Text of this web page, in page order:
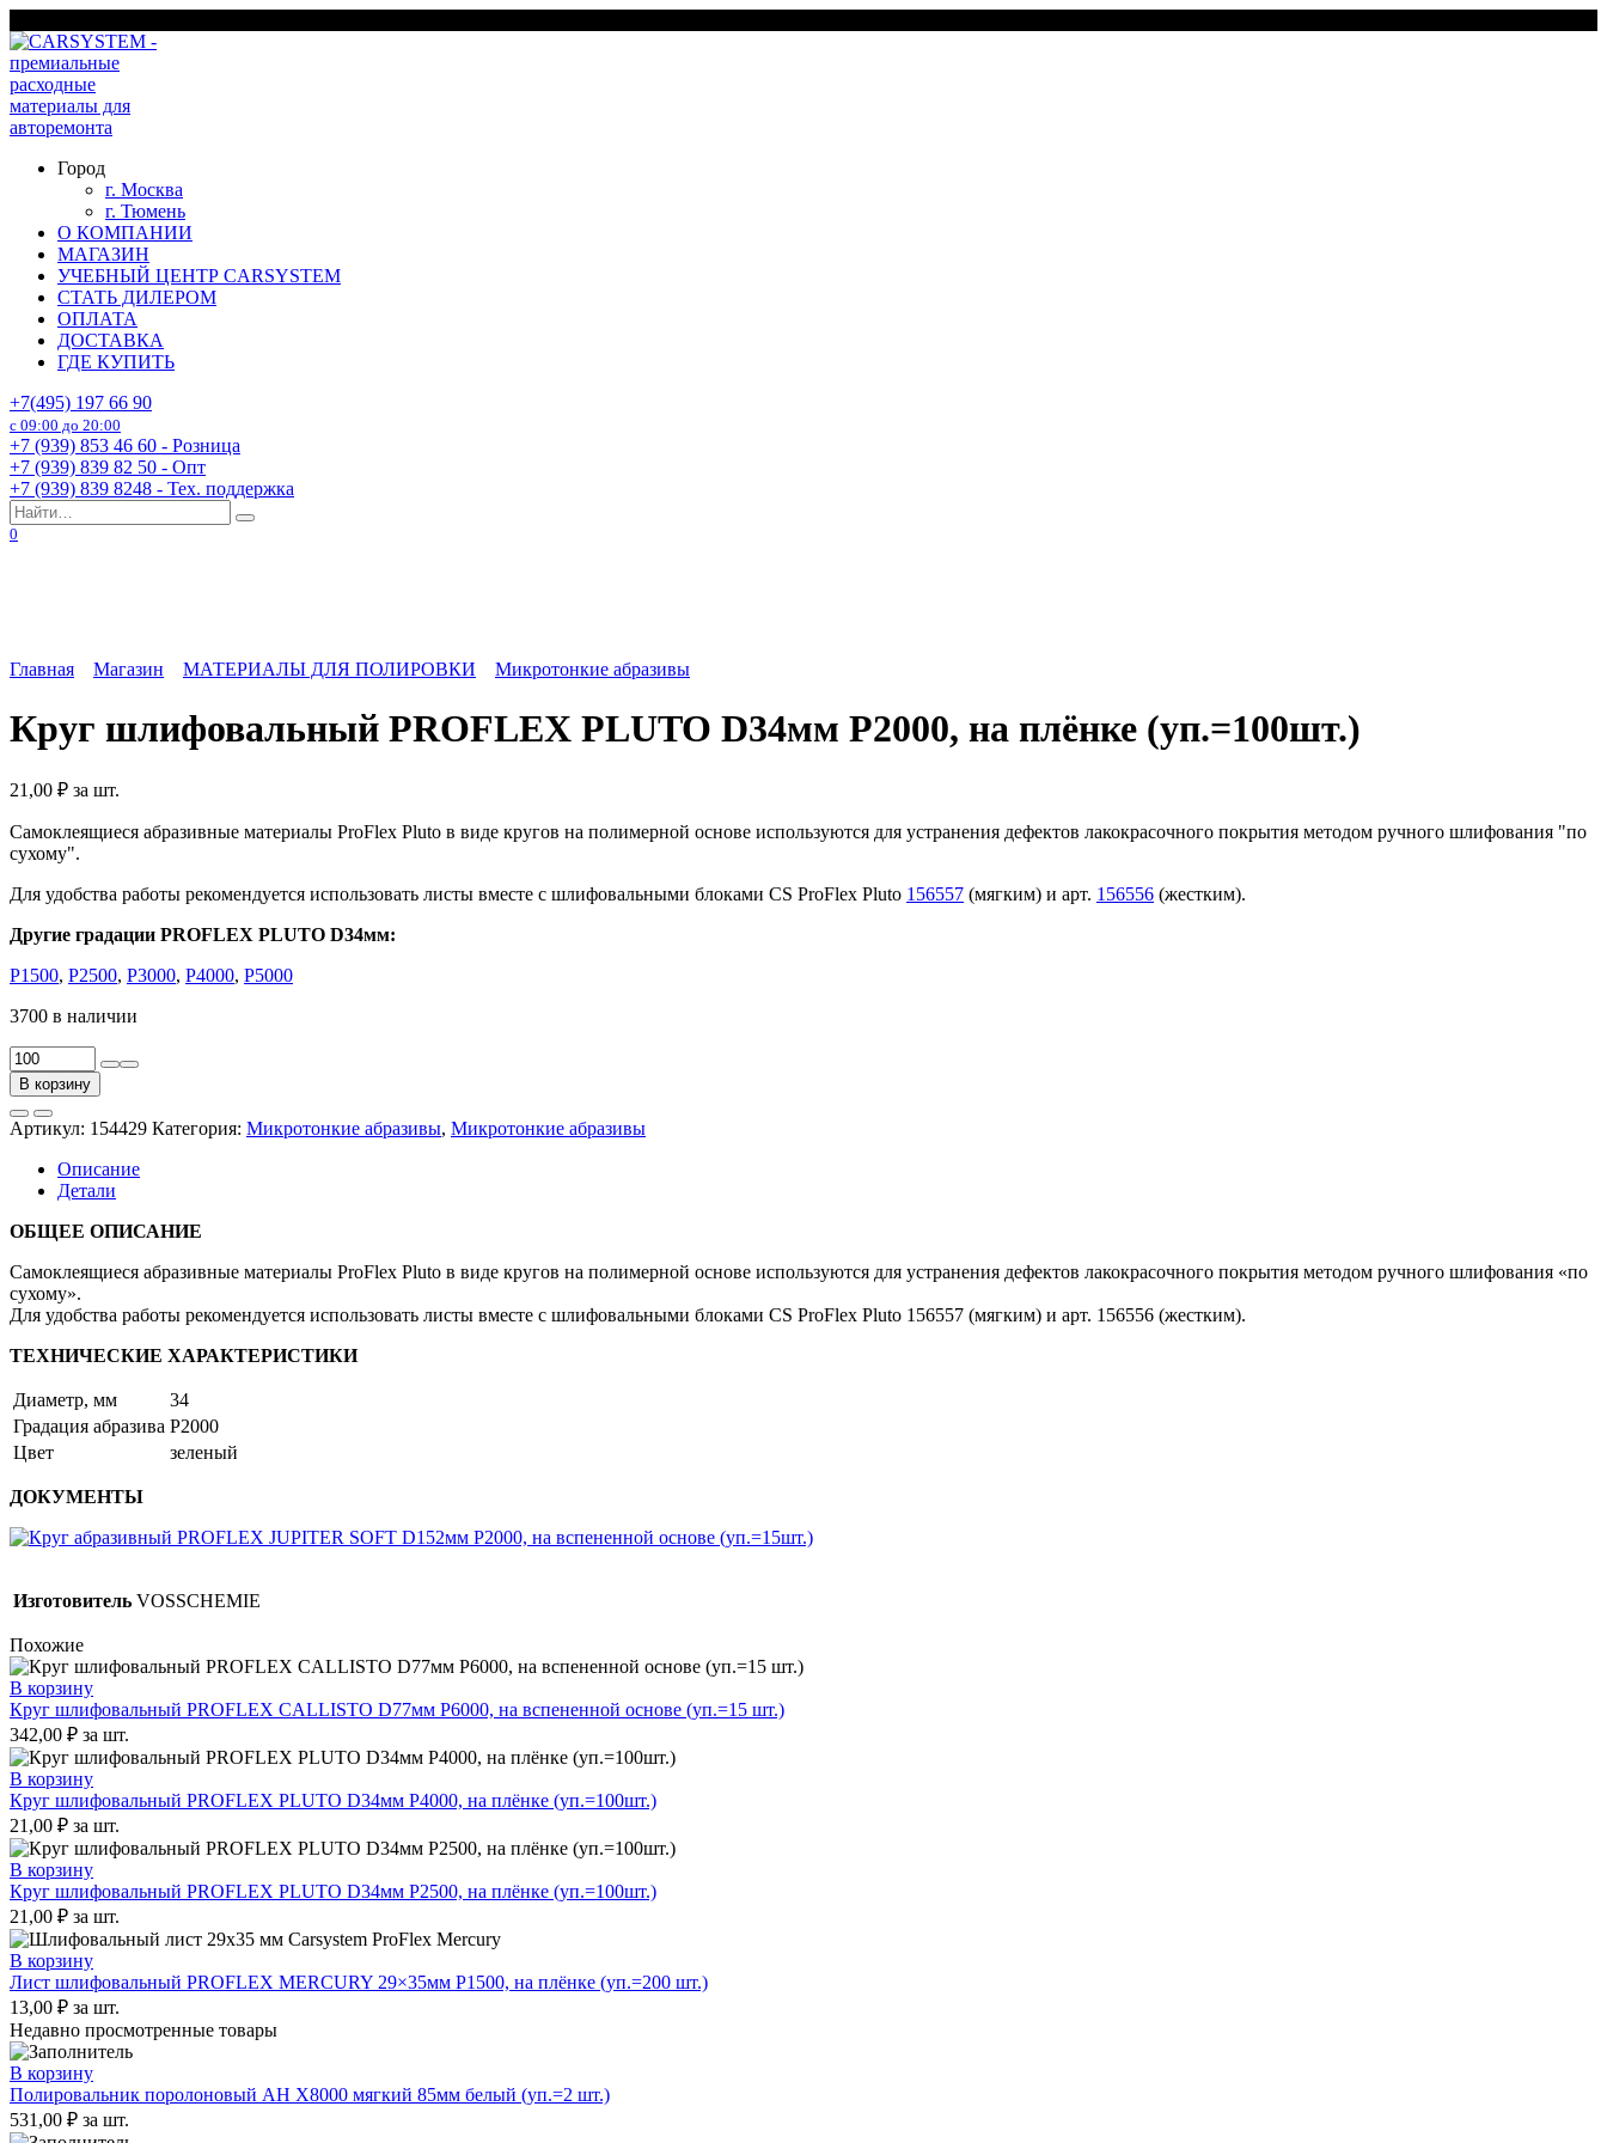
к
содержанию
Город
г. Москва
г. Тюмень
О КОМПАНИИ
МАГАЗИН
УЧЕБНЫЙ ЦЕНТР CARSYSTEM
СТАТЬ ДИЛЕРОМ
ОПЛАТА
ДОСТАВКА
ГДЕ КУПИТЬ
+7(495) 197 66 90
с 09:00 до 20:00
+7 (939) 853 46 60 - Розница
+7 (939) 839 82 50 - Опт
+7 (939) 839 8248 - Тех. поддержка
Search
for:
0
Главная Магазин МАТЕРИАЛЫ ДЛЯ ПОЛИРОВКИ Микротонкие абразивы
Круг шлифовальный PROFLEX PLUTO D34мм P2000, на плёнке (уп.=100шт.)
21,00 ₽ за шт.
Самоклеящиеся абразивные материалы ProFlex Pluto в виде кругов на полимерной основе используются для устранения дефектов лакокрасочного покрытия методом ручного шлифования "по
сухому".
Для удобства работы рекомендуется использовать листы вместе с шлифовальными блоками CS ProFlex Pluto 156557 (мягким) и арт. 156556 (жестким).
Другие градации PROFLEX PLUTO D34мм:
Р1500, Р2500, Р3000, Р4000, Р5000
3700 в наличии
Количество
товара
Круг
шлифовальный
PROFLEX
PLUTO
D34мм
P2000,
на
(уп.=100шт.)
В корзину
Артикул: 154429 Категория: Микротонкие абразивы, Микротонкие абразивы
Описание
Детали
ОБЩЕЕ ОПИСАНИЕ
Самоклеящиеся абразивные материалы ProFlex Pluto в виде кругов на полимерной основе используются для устранения дефектов лакокрасочного покрытия методом ручного шлифования «по
сухому».
Для удобства работы рекомендуется использовать листы вместе с шлифовальными блоками CS ProFlex Pluto 156557 (мягким) и арт. 156556 (жестким).
ТЕХНИЧЕСКИЕ ХАРАКТЕРИСТИКИ
Диаметр, мм
34
Градация абразива P2000
Цвет
зеленый
ДОКУМЕНТЫ
Изготовитель VOSSCHEMIE
Похожие
В корзину
Круг шлифовальный PROFLEX CALLISTO D77мм P6000, на вспененной основе (уп.=15 шт.)
342,00 ₽ за шт.
В корзину
Круг шлифовальный PROFLEX PLUTO D34мм P4000, на плёнке (уп.=100шт.)
21,00 ₽ за шт.
В корзину
Круг шлифовальный PROFLEX PLUTO D34мм P2500, на плёнке (уп.=100шт.)
21,00 ₽ за шт.
В корзину
Лист шлифовальный PROFLEX MERCURY 29×35мм P1500, на плёнке (уп.=200 шт.)
13,00 ₽ за шт.
Недавно просмотренные товары
В корзину
Полировальник поролоновый AH X8000 мягкий 85мм белый (уп.=2 шт.)
531,00 ₽ за шт.